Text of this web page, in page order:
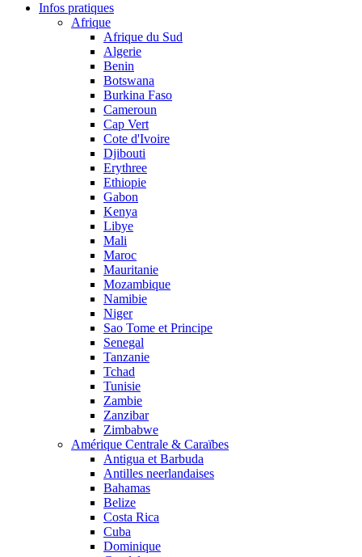
Infos pratiques
Afrique
Afrique du Sud
Algerie
Benin
Botswana
Burkina Faso
Cameroun
Cap Vert
Cote d'Ivoire
Djibouti
Erythree
Ethiopie
Gabon
Kenya
Libye
Mali
Maroc
Mauritanie
Mozambique
Namibie
Niger
Sao Tome et Principe
Senegal
Tanzanie
Tchad
Tunisie
Zambie
Zanzibar
Zimbabwe
Amérique Centrale & Caraïbes
Antigua et Barbuda
Antilles neerlandaises
Bahamas
Belize
Costa Rica
Cuba
Dominique